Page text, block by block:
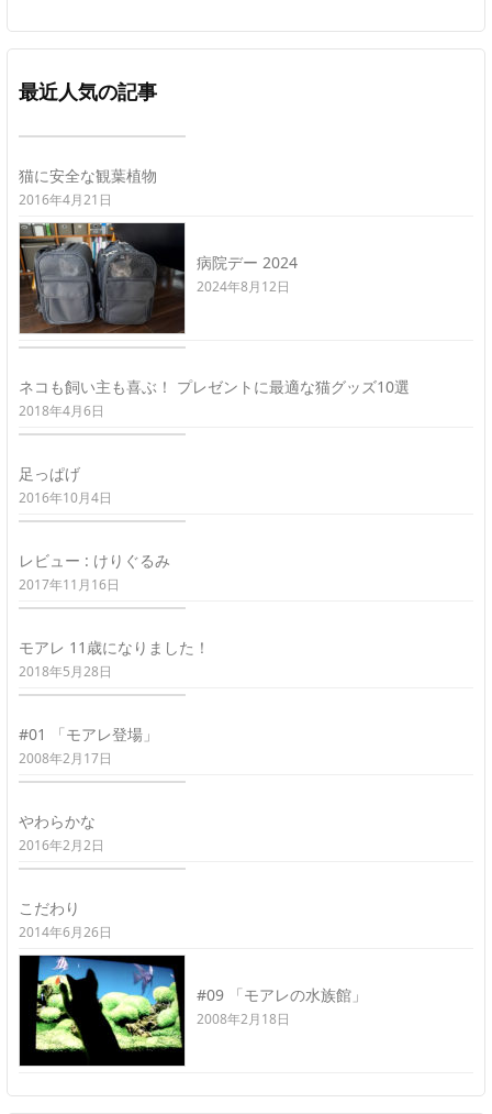
最近人気の記事
猫に安全な観葉植物
2016年4月21日
病院デー 2024
2024年8月12日
ネコも飼い主も喜ぶ！ プレゼントに最適な猫グッズ10選
2018年4月6日
足っぱげ
2016年10月4日
レビュー : けりぐるみ
2017年11月16日
モアレ 11歳になりました！
2018年5月28日
#01 「モアレ登場」
2008年2月17日
やわらかな
2016年2月2日
こだわり
2014年6月26日
#09 「モアレの水族館」
2008年2月18日